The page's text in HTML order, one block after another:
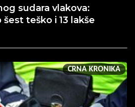
sudara vlakova:
teško i 13 lakše
CRNA KRONIKA